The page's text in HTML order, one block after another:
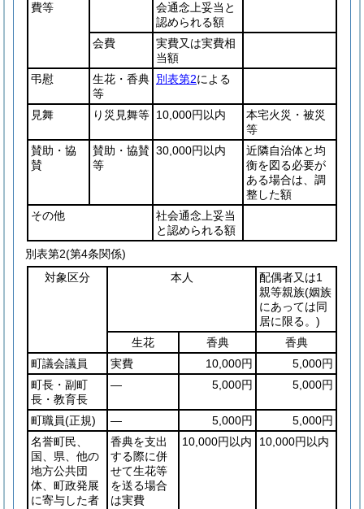
費等
会通念上妥当と
認められる額
会費
実費又は実費相
当額
弔慰
生花・香典
等
別表第2による
見舞 り災見舞等 10,000円以内
本宅火災・被災
等
賛助・協
賛
賛助・協賛
等
30,000円以内
近隣自治体と均
衡を図る必要が
ある場合は、調
整した額
その他
社会通念上妥当
と認められる額
別表第2(第4条関係)
対象区分
本人
配偶者又は1
親等親族(姻族
にあっては同
居に限る。)
生花
香典
香典
町議会議員
実費 10,000円
5,000円
町長・副町
長・教育長
― 5,000円 5,000円
町職員(正規) ― 5,000円
5,000円
名誉町民、
国、県、他の
地方公共団
体、町政発展
に寄与した者
香典を支出
する際に併
せて生花等
を送る場合
は実費
10,000円以内 10,000円以内